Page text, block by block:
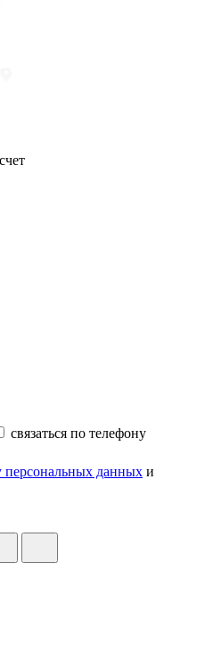
связаться по телефону
персональных данных и